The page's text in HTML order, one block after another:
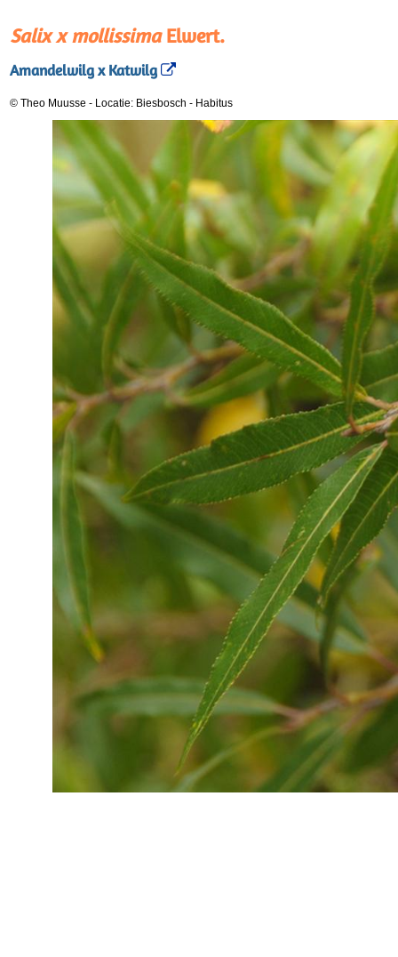
Salix x mollissimaElwert.
Amandelwilg x Katwilg
© Theo Muusse - Locatie: Biesbosch - Habitus